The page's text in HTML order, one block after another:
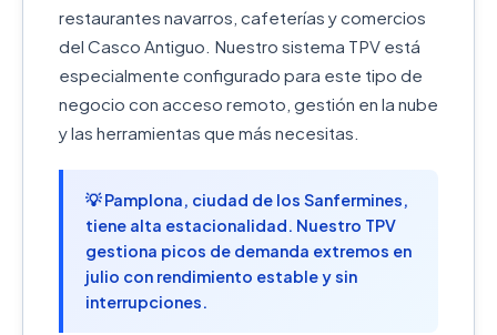
restaurantes navarros, cafeterías y comercios
del Casco Antiguo. Nuestro sistema TPV está
especialmente configurado para este tipo de
negocio con acceso remoto, gestión en la nube
y las herramientas que más necesitas.
💡 Pamplona, ciudad de los Sanfermines,
tiene alta estacionalidad. Nuestro TPV
gestiona picos de demanda extremos en
julio con rendimiento estable y sin
interrupciones.